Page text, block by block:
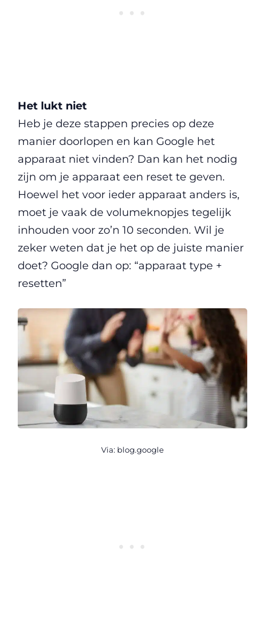
Het lukt niet
Heb je deze stappen precies op deze
manier doorlopen en kan Google het
apparaat niet vinden? Dan kan het nodig
zijn om je apparaat een reset te geven.
Hoewel het voor ieder apparaat anders is,
moet je vaak de volumeknopjes tegelijk
inhouden voor zo’n 10 seconden. Wil je
zeker weten dat je het op de juiste manier
doet? Google dan op: “apparaat type +
resetten”
Via: blog.google